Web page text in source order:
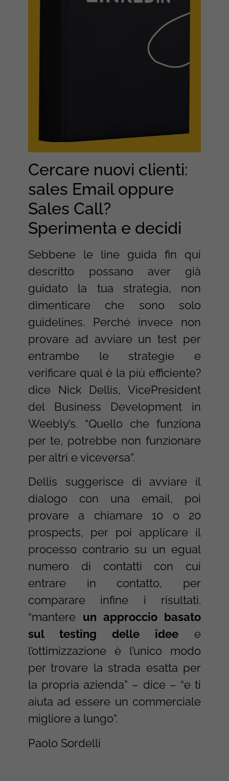
Cercare nuovi clienti:
sales Email oppure
Sales Call?
Sperimenta e decidi
Sebbene le line guida fin qui
descritto possano aver già
guidato la tua strategia, non
dimenticare che sono solo
guidelines. Perché invece non
provare ad avviare un test per
entrambe le strategie e
verificare qual è la più efficiente?
dice Nick Dellis, VicePresident
del Business Development in
Weebly’s. “Quello che funziona
per te, potrebbe non funzionare
per altri e viceversa”.
Dellis suggerisce di avviare il
dialogo con una email, poi
provare a chiamare 10 o 20
prospects, per poi applicare il
processo contrario su un egual
numero di contatti con cui
entrare in contatto, per
comparare infine i risultati.
“mantere un approccio basato
sul testing delle idee e
l’ottimizzazione è l’unico modo
per trovare la strada esatta per
la propria azienda” – dice – “e ti
aiuta ad essere un commerciale
migliore a lungo”.
Paolo Sordelli